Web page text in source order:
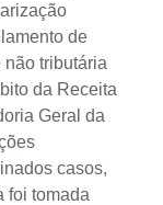
de
tributária
da Receita
Geral da
casos,
foi tomada